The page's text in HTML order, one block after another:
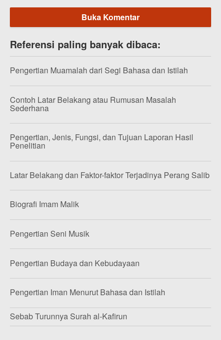
Buka Komentar
Referensi paling banyak dibaca:
Pengertian Muamalah dari Segi Bahasa dan Istilah
Contoh Latar Belakang atau Rumusan Masalah
Sederhana
Pengertian, Jenis, Fungsi, dan Tujuan Laporan Hasil
Penelitian
Latar Belakang dan Faktor-faktor Terjadinya Perang Salib
Biografi Imam Malik
Pengertian Seni Musik
Pengertian Budaya dan Kebudayaan
Pengertian Iman Menurut Bahasa dan Istilah
Sebab Turunnya Surah al-Kafirun